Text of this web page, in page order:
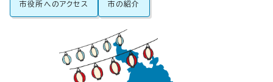
市役所へのアクセス 市の紹介